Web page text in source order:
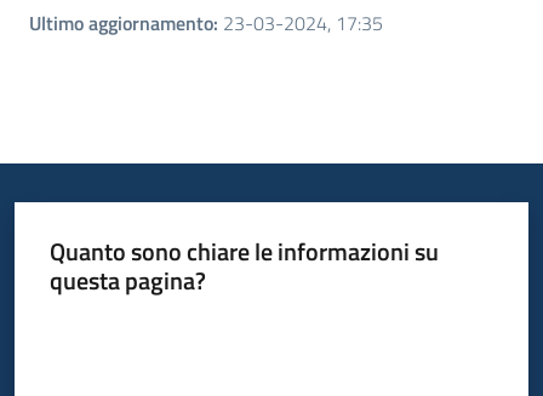
Ultimo aggiornamento: 23-03-2024, 17:35
Quanto sono chiare le informazioni su
questa pagina?